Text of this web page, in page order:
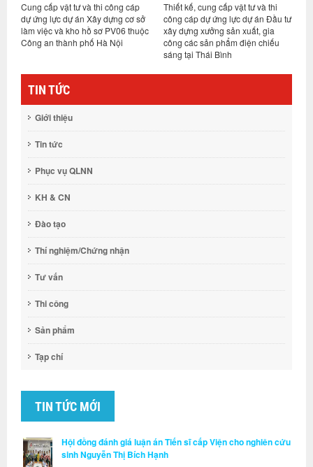
Thiết kế, cung cấp vật tư và thi
công cáp dự ứng lực dự án Đầu tư
xây dựng xưởng sản xuất, gia
công các sản phẩm điện chiếu
Thiết kế, cung cấp vật tư và thi
công cáp dự ứng lực công trình
Nhà máy công nghệ Argosy Việt
Nam giai đoạn 1, Hưng Yên
TIN TỨC
Giới thiệu
Tin tức
Phục vụ QLNN
KH & CN
Đào tạo
Thí nghiệm/Chứng nhận
Tư vấn
Thi công
Sản phẩm
Tạp chí
TIN TỨC MỚI
Hội đồng đánh giá luận án Tiến sĩ cấp Viện cho nghiên cứu
sinh Nguyễn Thị Bích Hạnh